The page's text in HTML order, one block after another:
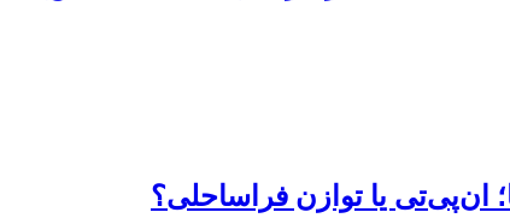
ان‌پی‌تی یا توازن فراساحلی؟